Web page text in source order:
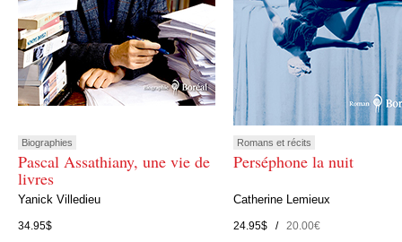
Biographies
Pascal Assathiany, une vie de
livres
Yanick Villedieu
34.95$
Romans et récits
Perséphone la nuit
Catherine Lemieux
24.95$ /20.00€